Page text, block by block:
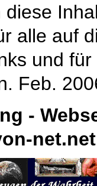
diese
alle auf
und
Feb.
-
net.net